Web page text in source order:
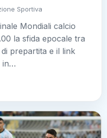
Sportiva
Mondiali calcio
la sfida epocale tra
prepartita e il link
in…